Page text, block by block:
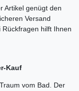
Artikel genügt den
Versand
hilft Ihnen
Kauf
vom Bad. Der